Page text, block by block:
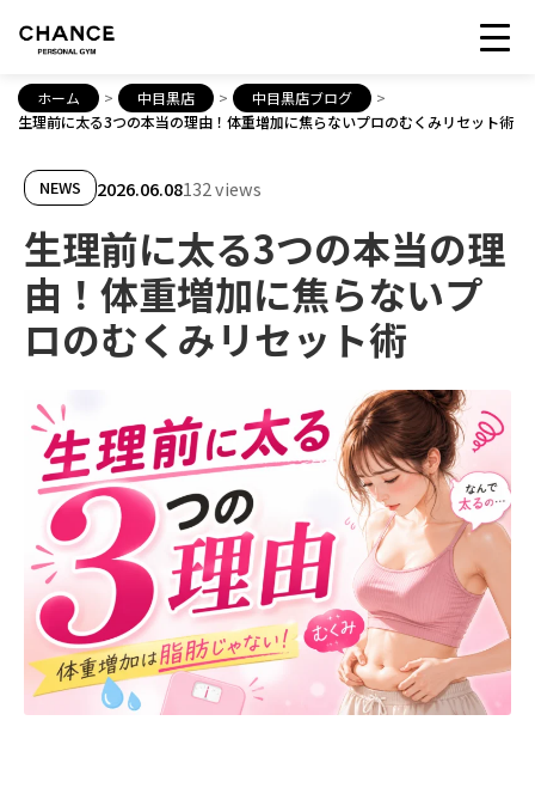
ホーム > 中目黒店 > 中目黒店ブログ
>
生理前に太る3つの本当の理由！体重増加に焦らないプロのむくみリセット術
NEWS 2026.06.08132 views
生理前に太る3つの本当の理
由！体重増加に焦らないプ
ロのむくみリセット術